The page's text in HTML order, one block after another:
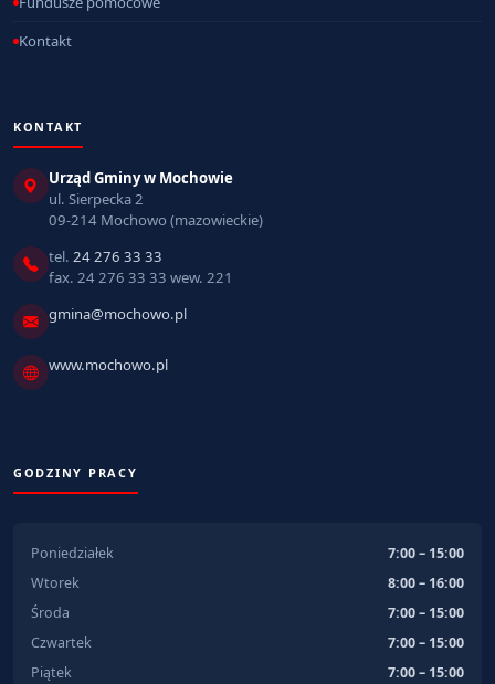
Kontakt
KONTAKT
Urząd Gminy w Mochowie
ul. Sierpecka 2
09-214 Mochowo (mazowieckie)
tel. 24 276 33 33
fax. 24 276 33 33 wew. 221
gmina@mochowo.pl
www.mochowo.pl
GODZINY PRACY
Poniedziałek
7:00 – 15:00
Wtorek
8:00 – 16:00
Środa
7:00 – 15:00
Czwartek
7:00 – 15:00
Piątek
7:00 – 15:00